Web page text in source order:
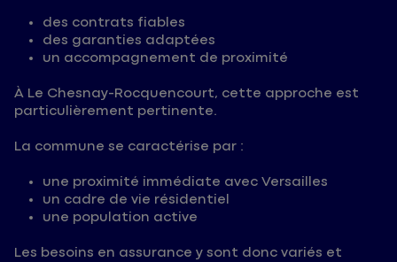
des contrats fiables
des garanties adaptées
un accompagnement de proximité
À Le Chesnay-Rocquencourt, cette approche est
particulièrement pertinente.
La commune se caractérise par :
une proximité immédiate avec Versailles
un cadre de vie résidentiel
une population active
Les besoins en assurance y sont donc variés et